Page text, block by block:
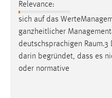
Relevance:
sich auf das
ganzheitlicher
deutschsprachigen Raum.3
darin begründet, dass es
oder normative